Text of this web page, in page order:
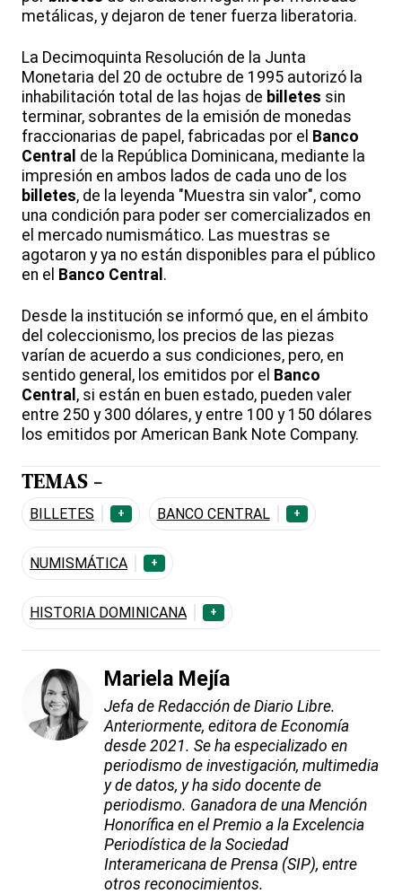
metálicas, y dejaron de tener fuerza liberatoria.
La Decimoquinta Resolución de la Junta
Monetaria del 20 de octubre de 1995 autorizó la
inhabilitación total de las hojas de billetes sin
terminar, sobrantes de la emisión de monedas
fraccionarias de papel, fabricadas por el Banco
Central de la República Dominicana, mediante la
impresión en ambos lados de cada uno de los
billetes, de la leyenda "Muestra sin valor", como
una condición para poder ser comercializados en
el mercado numismático. Las muestras se
agotaron y ya no están disponibles para el público
en el Banco Central .
Desde la institución se informó que, en el ámbito
del coleccionismo, los precios de las piezas
varían de acuerdo a sus condiciones, pero, en
sentido general, los emitidos por el Banco
Central , si están en buen estado, pueden valer
entre 250 y 300 dólares, y entre 100 y 150 dólares
los emitidos por American Bank Note Company.
TEMAS -
BILLETES + BANCO CENTRAL +
NUMISMÁTICA +
HISTORIA DOMINICANA +
Mariela Mejía
Jefa de Redacción de Diario Libre.
Anteriormente, editora de Economía
desde 2021. Se ha especializado en
periodismo de investigación, multimedia
y de datos, y ha sido docente de
periodismo. Ganadora de una Mención
Honorífica en el Premio a la Excelencia
Periodística de la Sociedad
Interamericana de Prensa (SIP), entre
otros reconocimientos.